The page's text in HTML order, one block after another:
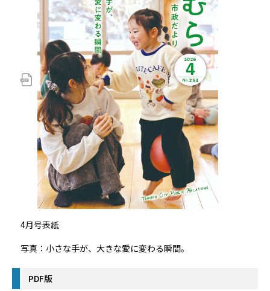
4月号表紙
写真：小さな手が、大きな愛に変わる瞬間。
PDF版